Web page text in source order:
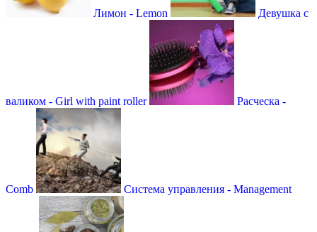
Лимон - Lemon Девушка с
валиком - Girl with paint roller Расческа -
Comb Система управления - Мanagement